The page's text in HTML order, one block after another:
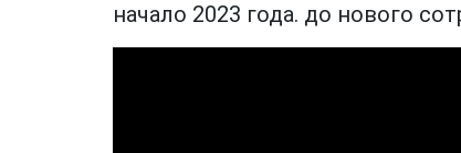
начало 2023 года. до нового